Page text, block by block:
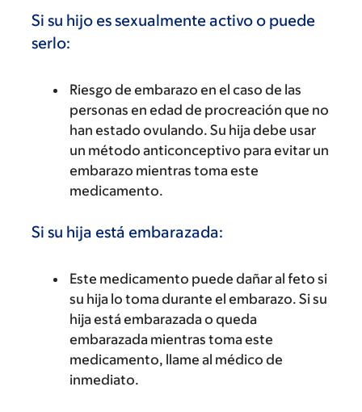
Si su hijo es sexualmente activo o puede
serlo:
Riesgo de embarazo en el caso de las
personas en edad de procreación que no
han estado ovulando. Su hija debe usar
un método anticonceptivo para evitar un
embarazo mientras toma este
medicamento.
Si su hija está embarazada:
Este medicamento puede dañar al feto si
su hija lo toma durante el embarazo. Si su
hija está embarazada o queda
embarazada mientras toma este
medicamento, llame al médico de
inmediato.